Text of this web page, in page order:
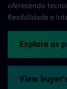
oferecendo
flexibilidade e
Explore os
View